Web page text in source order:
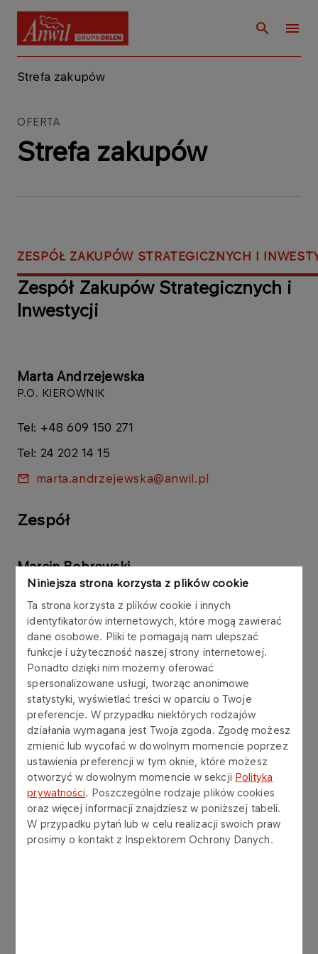
Niniejsza strona korzysta z plików cookie
Ta strona korzysta z plików cookie i innych
identyfikatorów internetowych, które mogą zawierać
dane osobowe. Pliki te pomagają nam ulepszać
funkcje i użyteczność naszej strony internetowej.
Ponadto dzięki nim możemy oferować
spersonalizowane usługi, tworząc anonimowe
statystyki, wyświetlać treści w oparciu o Twoje
preferencje. W przypadku niektórych rodzajów
działania wymagana jest Twoja zgoda. Zgodę możesz
zmienić lub wycofać w dowolnym momencie poprzez
ustawienia preferencji w tym oknie, które możesz
otworzyć w dowolnym momencie w sekcji Polityka
prywatności. Poszczególne rodzaje plików cookies
oraz więcej informacji znajdziesz w poniższej tabeli.
W przypadku pytań lub w celu realizacji swoich praw
prosimy o kontakt z Inspektorem Ochrony Danych.
Strefa zakupów
OFERTA
Strefa zakupów
ZESPÓŁ ZAKUPÓW STRATEGICZNYCH I
Zespół Zakupów Strategicznych i
Inwestycji
Marta Andrzejewska
P.O. KIEROWNIK
Tel: +48 609 150 271
Tel: 24 202 14 15
marta.andrzejewska@anwil.pl
Zespół
Marcin Bobrowski
STARSZY SPECJALISTA
Tel: +48 601 750 075
Tel: 24 202 14 26
marcin.bobrowski@anwil.pl
Katarzyna Czerwińska-Stępień
MŁODSZY SPECJALISTA
Tel: +48 885 262 189
Tel: 24 202 14 07
malgorzata.zielinska@anwil.pl
Małgorzata Zielińska